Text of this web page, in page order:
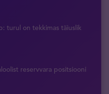
turul on tekkimas täiuslik
reservvara positsiooni